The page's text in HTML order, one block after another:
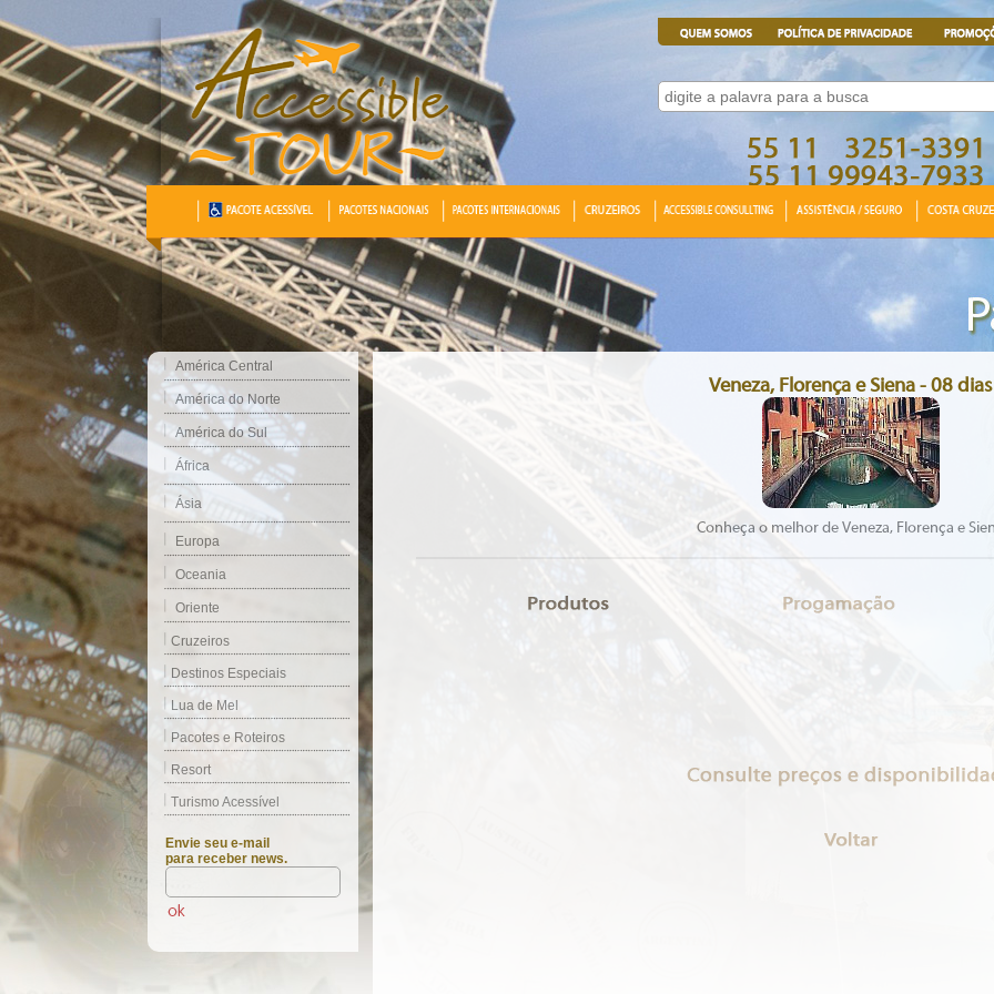
América Central
América do Norte
América do Sul
África
Ásia
Europa
Oceania
Oriente
Cruzeiros
Destinos Especiais
Lua de Mel
Pacotes e Roteiros
Resort
Turismo Acessível
Envie seu e-mail
para receber news.
Veneza, Florença e Siena - 08 dias
Conheça o melhor de Veneza, Florença e